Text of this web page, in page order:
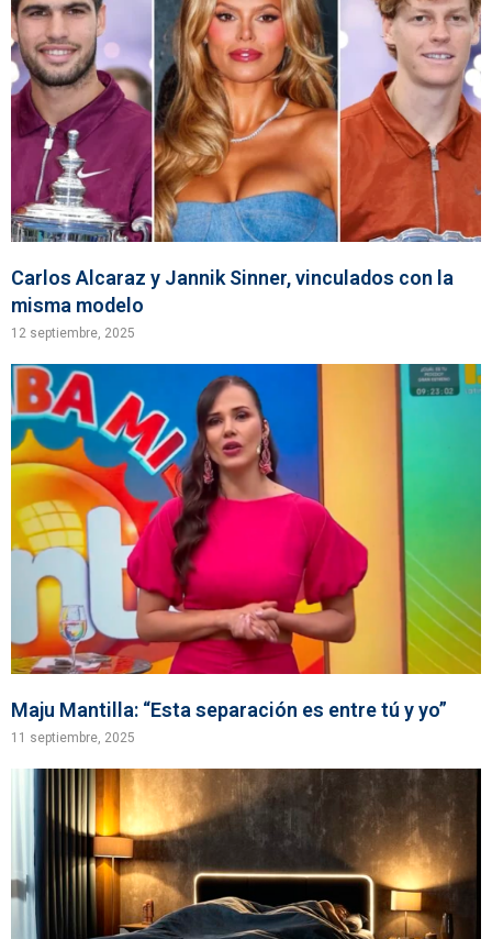
Carlos Alcaraz y Jannik Sinner, vinculados con la
misma modelo
12 septiembre, 2025
Maju Mantilla: “Esta separación es entre tú y yo”
11 septiembre, 2025